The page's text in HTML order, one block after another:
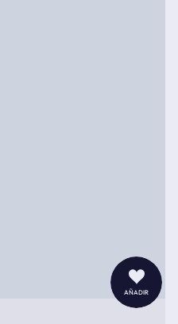
añadir